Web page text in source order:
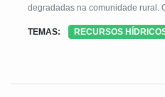
degradadas na comunidade rural.
TEMAS:
RECURSOS